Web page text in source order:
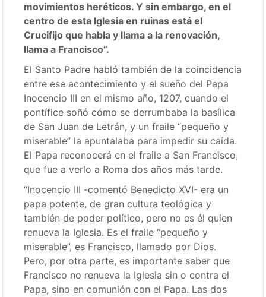
movimientos heréticos. Y sin embargo, en el
centro de esta Iglesia en ruinas está el
Crucifijo que habla y llama a la renovación,
llama a Francisco”.
El Santo Padre habló también de la coincidencia
entre ese acontecimiento y el sueño del Papa
Inocencio III en el mismo año, 1207, cuando el
pontífice soñó cómo se derrumbaba la basílica
de San Juan de Letrán, y un fraile “pequeño y
miserable” la apuntalaba para impedir su caída.
El Papa reconocerá en el fraile a San Francisco,
que fue a verlo a Roma dos años más tarde.
“Inocencio III -comentó Benedicto XVI- era un
papa potente, de gran cultura teológica y
también de poder político, pero no es él quien
renueva la Iglesia. Es el fraile “pequeño y
miserable”, es Francisco, llamado por Dios.
Pero, por otra parte, es importante saber que
Francisco no renueva la Iglesia sin o contra el
Papa, sino en comunión con el Papa. Las dos